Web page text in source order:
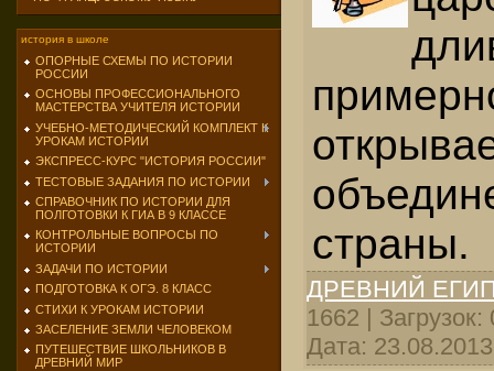
история в школе
ОПОРНЫЕ СХЕМЫ ПО ИСТОРИИ
РОССИИ
ОСНОВЫ ПРОФЕССИОНАЛЬНОГО
МАСТЕРСТВА УЧИТЕЛЯ ИСТОРИИ
УЧЕБНО-МЕТОДИЧЕСКИЙ КОМПЛЕКТ К
УРОКАМ ИСТОРИИ
ЭКСПРЕСС-КУРС "ИСТОРИЯ РОССИИ"
ТЕСТОВЫЕ ЗАДАНИЯ ПО ИСТОРИИ
СПРАВОЧНИК ПО ИСТОРИИ ДЛЯ
ПОЛГОТОВКИ К ГИА В 9 КЛАССЕ
КОНТРОЛЬНЫЕ ВОПРОСЫ ПО
ИСТОРИИ
ЗАДАЧИ ПО ИСТОРИИ
ПОДГОТОВКА К ОГЭ. 8 КЛАСС
СТИХИ К УРОКАМ ИСТОРИИ
ЗАСЕЛЕНИЕ ЗЕМЛИ ЧЕЛОВЕКОМ
ПУТЕШЕСТВИЕ ШКОЛЬНИКОВ В
ДРЕВНИЙ МИР
страны.
ДРЕВНИЙ
1662 |
Дата: 23.08.2013